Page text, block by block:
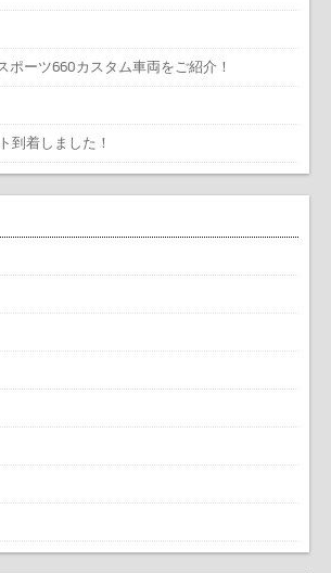
ポーツ660カスタム車両をご紹介！
到着しました！